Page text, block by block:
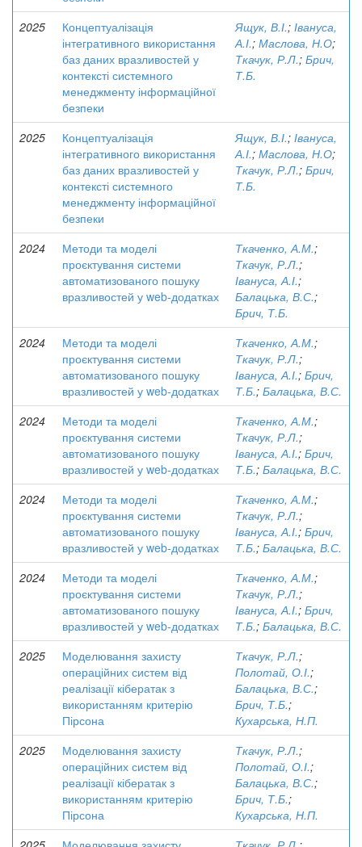
2025
Концептуалізація
інтегративного використання
баз даних вразливостей у
контексті системного
менеджменту інформаційної
безпеки
Ящук, В.І.; Івануса,
А.І.; Маслова, Н.О;
Ткачук, Р.Л.; Брич,
Т.Б.
2025
Концептуалізація
інтегративного використання
баз даних вразливостей у
контексті системного
менеджменту інформаційної
безпеки
Ящук, В.І.; Івануса,
А.І.; Маслова, Н.О;
Ткачук, Р.Л.; Брич,
Т.Б.
2024
Методи та моделі
проєктування системи
автоматизованого пошуку
вразливостей у web-додатках
Ткаченко, А.М.;
Ткачук, Р.Л.;
Івануса, А.І.;
Балацька, В.С.;
Брич, Т.Б.
2024
Методи та моделі
проєктування системи
автоматизованого пошуку
вразливостей у web-додатках
Ткаченко, А.М.;
Ткачук, Р.Л.;
Івануса, А.І.; Брич,
Т.Б.; Балацька, В.С.
2024
Методи та моделі
проєктування системи
автоматизованого пошуку
вразливостей у web-додатках
Ткаченко, А.М.;
Ткачук, Р.Л.;
Івануса, А.І.; Брич,
Т.Б.; Балацька, В.С.
2024
Методи та моделі
проєктування системи
автоматизованого пошуку
вразливостей у web-додатках
Ткаченко, А.М.;
Ткачук, Р.Л.;
Івануса, А.І.; Брич,
Т.Б.; Балацька, В.С.
2024
Методи та моделі
проєктування системи
автоматизованого пошуку
вразливостей у web-додатках
Ткаченко, А.М.;
Ткачук, Р.Л.;
Івануса, А.І.; Брич,
Т.Б.; Балацька, В.С.
2025
Моделювання захисту
операційних систем від
реалізації кібератак з
використанням критерію
Пірсона
Ткачук, Р.Л.;
Полотай, О.І.;
Балацька, В.С.;
Брич, Т.Б.;
Кухарська, Н.П.
2025
Моделювання захисту
операційних систем від
реалізації кібератак з
використанням критерію
Пірсона
Ткачук, Р.Л.;
Полотай, О.І.;
Балацька, В.С.;
Брич, Т.Б.;
Кухарська, Н.П.